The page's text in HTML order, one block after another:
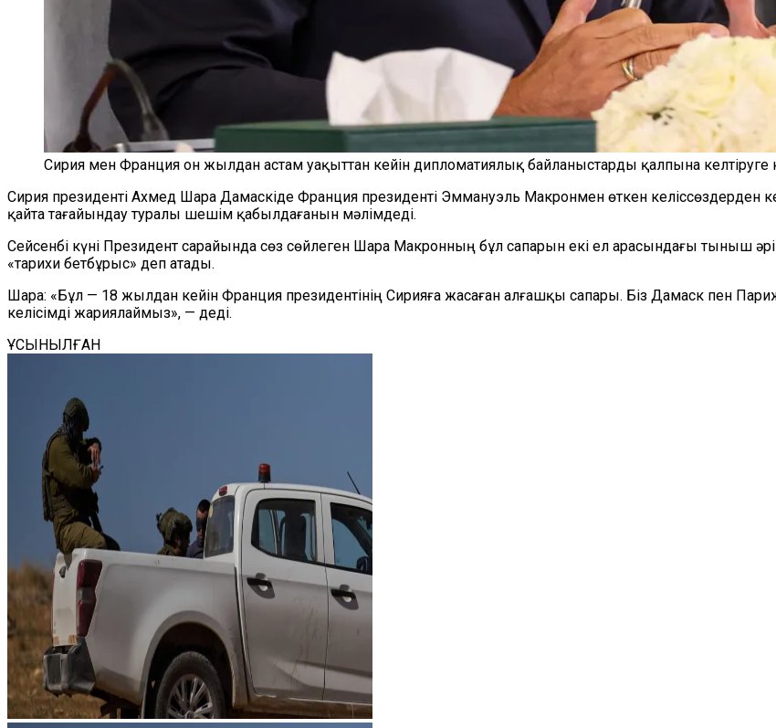
Сирия мен Франция он жылдан астам уақыттан кейін дипломатиялық байланыстарды қалпына келтіруге
Сирия президенті Ахмед Шара Дамаскіде Франция президенті Эммануэль Макронмен өткен келіссөздерден
қайта тағайындау туралы шешім қабылдағанын мәлімдеді.
Сейсенбі күні Президент сарайында сөз сөйлеген Шара Макронның бұл сапарын екі ел арасындағы тыныш
«тарихи бетбұрыс» деп атады.
Шара: «Бұл — 18 жылдан кейін Франция президентінің Сирияға жасаған алғашқы сапары. Біз Дамаск пен
келісімді жариялаймыз», — деді.
ҰСЫНЫЛҒАН